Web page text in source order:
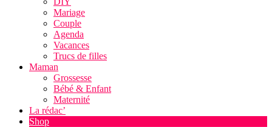
Mariage
Couple
Agenda
Vacances
Trucs de filles
Maman
Grossesse
Bébé & Enfant
Maternité
La rédac’
Shop